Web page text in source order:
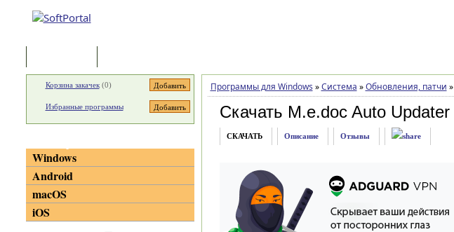
Программы для Windows » Система » Обновления, патчи »
Скачать M.e.doc Auto Updater
СКАЧАТЬ Описание Отзывы
Корзина закачек(0)
Избранные программы
Windows
Android
macOS
iOS